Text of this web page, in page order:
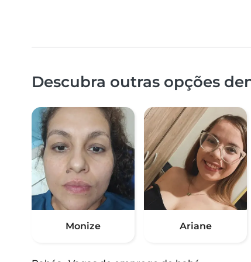
Descubra outras opções
Monize Ariane